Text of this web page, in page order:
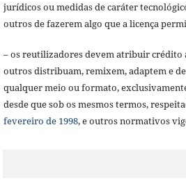
jurídicos ou medidas de caráter
outros de fazerem algo que a licença
– os reutilizadores devem atribuir
outros distribuam, remixem, adaptem e
qualquer meio ou formato,
desde que sob os mesmos termos,
fevereiro de 1998, e outros normativos